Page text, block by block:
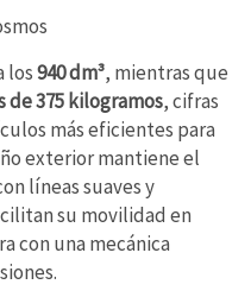
los940 dm³, mientras que
de 375 kilogramos, cifras
más eficientes para
exterior mantiene el
líneas suaves y
su movilidad en
con una mecánica